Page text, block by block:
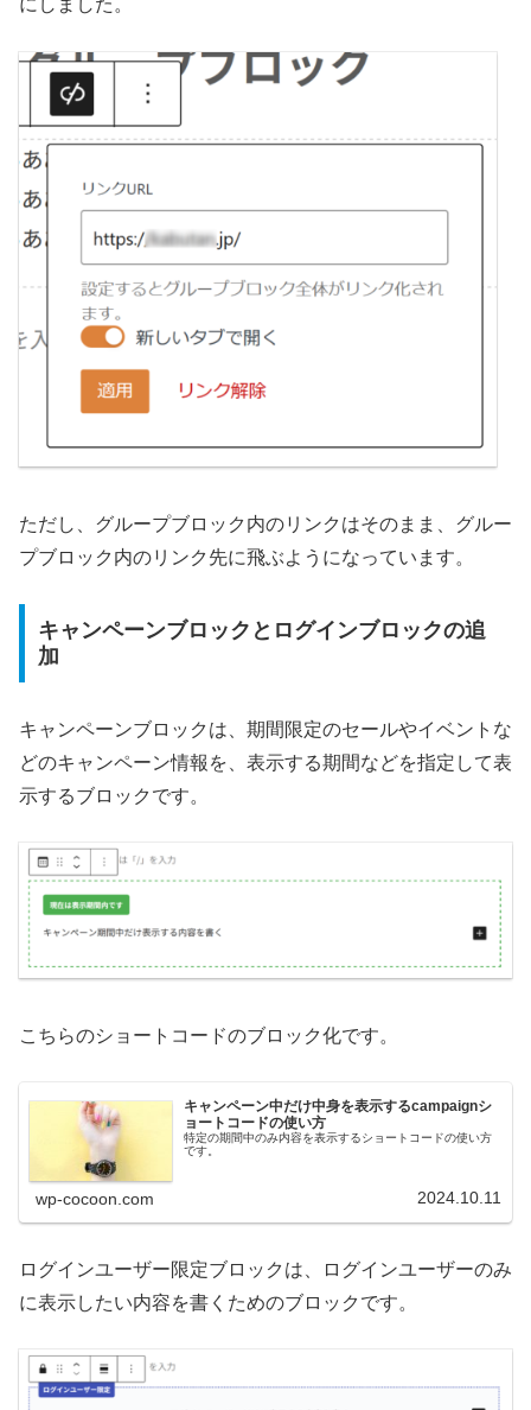
にしました。
ただし、グループブロック内のリンクはそのまま、グルー
プブロック内のリンク先に飛ぶようになっています。
キャンペーンブロックとログインブロックの追
加
キャンペーンブロックは、期間限定のセールやイベントな
どのキャンペーン情報を、表示する期間などを指定して表
示するブロックです。
こちらのショートコードのブロック化です。
キャンペーン中だけ中身を表示するcampaignシ
ョートコードの使い方
特定の期間中のみ内容を表示するショートコードの使い方
です。
wp-cocoon.com 2024.10.11
ログインユーザー限定ブロックは、ログインユーザーのみ
に表示したい内容を書くためのブロックです。